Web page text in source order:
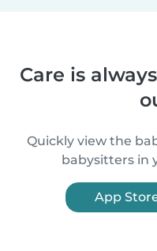
Care is
Quickly view the
babysitters in
App